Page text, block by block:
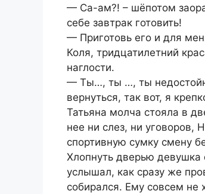
— Са-ам?! – шёпотом
себе завтрак готовить!
— Приготовь его и для
Коля, тридцатилетний
наглости.
— Ты…, ты …, ты
вернуться, так вот, я
Татьяна молча стояла в
нее ни слез, ни уговоров,
спортивную сумку смену
Хлопнуть дверью девушка
услышал, как сразу же
собирался. Ему совсем не